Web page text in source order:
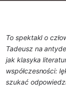
To spektakl o
Tadeusz na
jak klasyka
współczesności:
szukać